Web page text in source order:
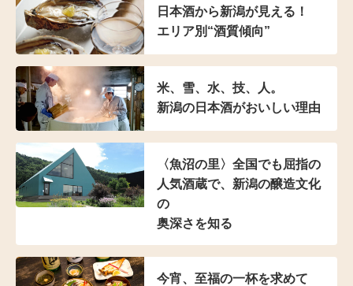
日本酒から新潟が見える！
エリア別“酒質傾向”
米、雪、水、技、人。
新潟の日本酒がおいしい理由
〈魚沼の里〉全国でも屈指の
人気酒蔵で、新潟の醸造文化
の
奥深さを知る
今宵、至福の一杯を求めて